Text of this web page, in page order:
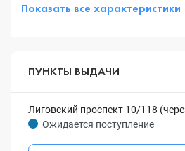
Показать все характеристики
ПУНКТЫ ВЫДАЧИ
Лиговский проспект 10/118
Ожидается поступление